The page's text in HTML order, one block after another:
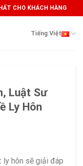
CHO KHÁCH HÀNG
Tiếng Việt
Luật Sư
Ly Hôn
hôn sẽ giải đáp